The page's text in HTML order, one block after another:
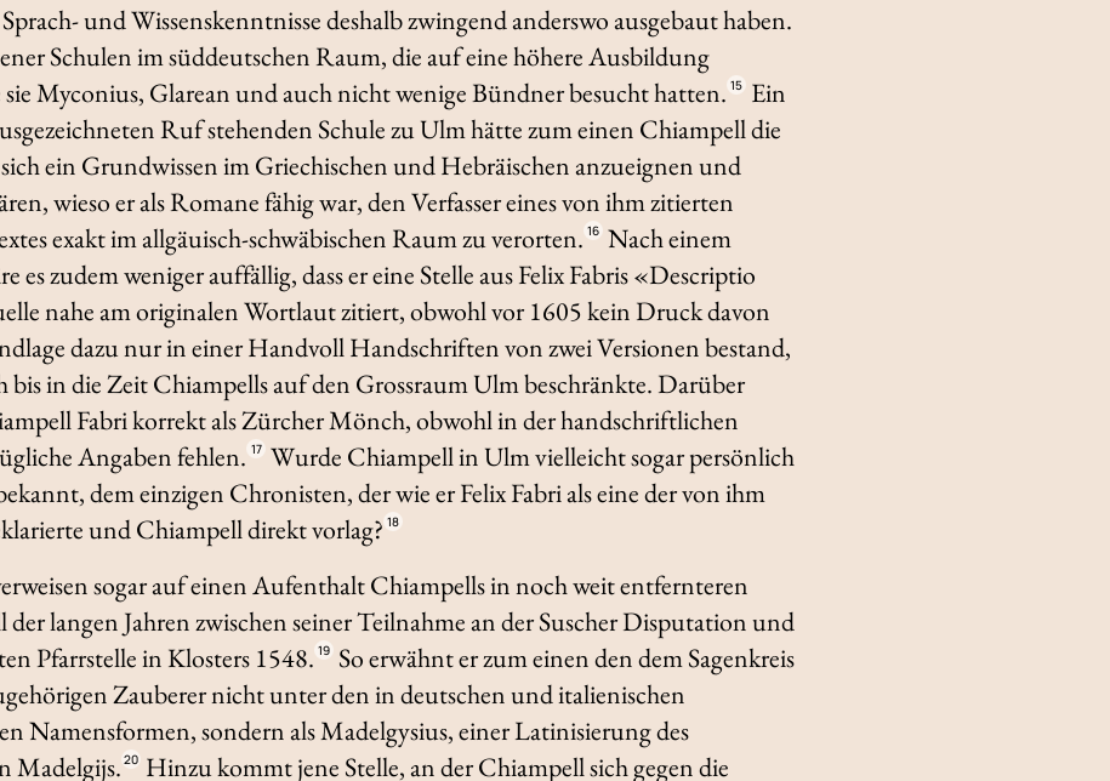
und Wissenskenntnisse deshalb zwingend anderswo ausgebaut haben.
Schulen im süddeutschen Raum, die auf eine höhere Ausbildung
Myconius, Glarean und auch nicht wenige Bündner besucht hatten. 15 Ein
Ruf stehenden Schule zu Ulm hätte zum einen Chiampell die
ein Grundwissen im Griechischen und Hebräischen anzueignen und
wieso er als Romane fähig war, den Verfasser eines von ihm zitierten
exakt im allgäuisch-schwäbischen Raum zu verorten. 16 Nach einem
zudem weniger auffällig, dass er eine Stelle aus Felix Fabris «Descriptio
nahe am originalen Wortlaut zitiert, obwohl vor 1605 kein Druck davon
dazu nur in einer Handvoll Handschriften von zwei Versionen bestand,
bis in die Zeit Chiampells auf den Grossraum Ulm beschränkte. Darüber
Fabri korrekt als Zürcher Mönch, obwohl in der handschriftlichen
Angaben fehlen. 17 Wurde Chiampell in Ulm vielleicht sogar persönlich
dem einzigen Chronisten, der wie er Felix Fabri als eine der von ihm
und Chiampell direkt vorlag? 18
sogar auf einen Aufenthalt Chiampells in noch weit entfernteren
der langen Jahren zwischen seiner Teilnahme an der Suscher Disputation und
Pfarrstelle in Klosters 1548. 19 So erwähnt er zum einen den dem Sagenkreis
Zauberer nicht unter den in deutschen und italienischen
Namensformen, sondern alsMadelgysius, einer Latinisierung des
Madelgijs. 20 Hinzu kommt jene Stelle, an der Chiampell sich gegen die